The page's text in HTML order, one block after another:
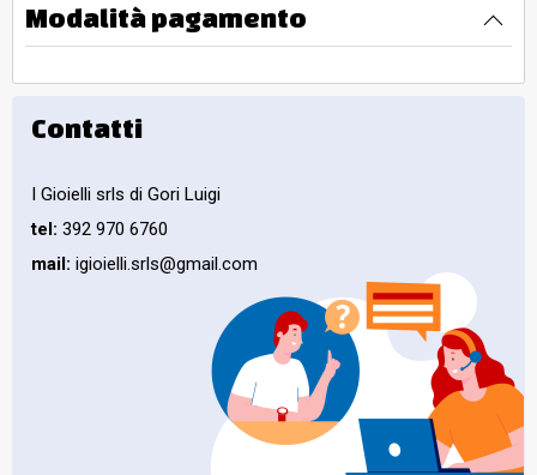
Modalità pagamento
Contatti
I Gioielli srls di Gori Luigi
tel: 392 970 6760
mail: igioielli.srls@gmail.com